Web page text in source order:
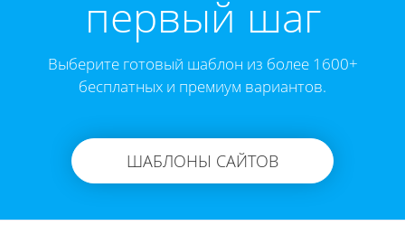
первый шаг
Выберите готовый шаблон из более 1600+
бесплатных и премиум вариантов.
ШАБЛОНЫ САЙТОВ